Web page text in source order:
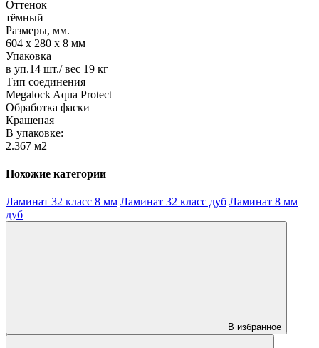
Оттенок
тёмный
Размеры, мм.
604 х 280 х 8 мм
Упаковка
в уп.14 шт./ вес 19 кг
Тип соединения
Megalock Aqua Protect
Обработка фаски
Крашеная
В упаковке:
2.367 м2
Похожие категории
Ламинат 32 класс 8 мм Ламинат 32 класс дуб Ламинат 8 мм
дуб
В избранное